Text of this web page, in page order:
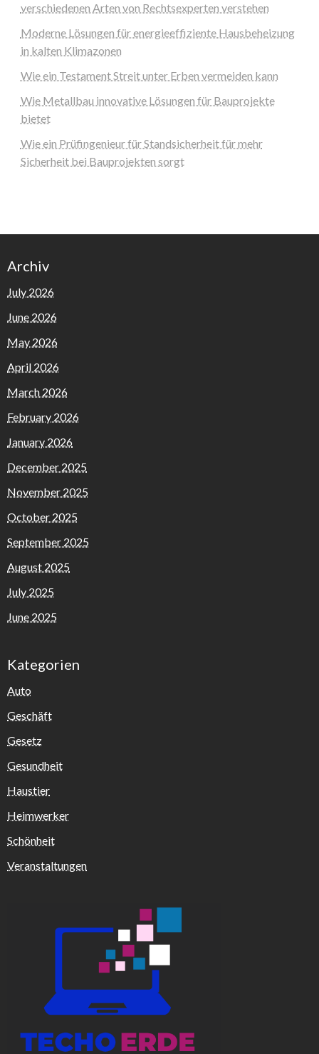
verschiedenen Arten von Rechtsexperten verstehen
Moderne Lösungen für energieeffiziente Hausbeheizung
in kalten Klimazonen
Wie ein Testament Streit unter Erben vermeiden kann
Wie Metallbau innovative Lösungen für Bauprojekte
bietet
Wie ein Prüfingenieur für Standsicherheit für mehr
Sicherheit bei Bauprojekten sorgt
Archiv
July 2026
June 2026
May 2026
April 2026
March 2026
February 2026
January 2026
December 2025
November 2025
October 2025
September 2025
August 2025
July 2025
June 2025
Kategorien
Auto
Geschäft
Gesetz
Gesundheit
Haustier
Heimwerker
Schönheit
Veranstaltungen